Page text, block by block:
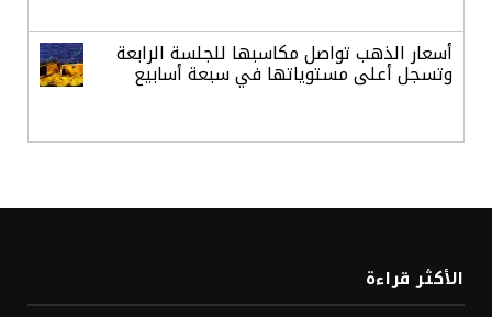
أسعار الذهب تواصل مكاسبها للجلسة الرابعة
وتسجل أعلى مستوياتها في سبعة أسابيع
«طيران الرياض» يدشن أولى رحلاته إلى مومباي
ويضيف الوجهة التشغيلية الثامنة
الأكثر قراءة